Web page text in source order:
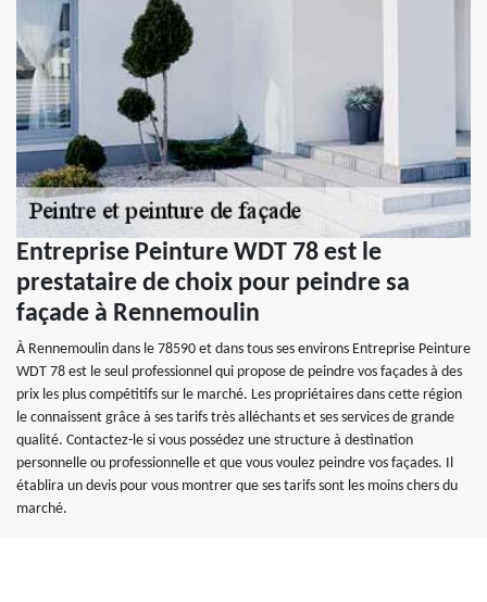
Entreprise Peinture WDT 78 est le
prestataire de choix pour peindre sa
façade à Rennemoulin
À Rennemoulin dans le 78590 et dans tous ses environs Entreprise Peinture
WDT 78 est le seul professionnel qui propose de peindre vos façades à des
prix les plus compétitifs sur le marché. Les propriétaires dans cette région
le connaissent grâce à ses tarifs très alléchants et ses services de grande
qualité. Contactez-le si vous possédez une structure à destination
personnelle ou professionnelle et que vous voulez peindre vos façades. Il
établira un devis pour vous montrer que ses tarifs sont les moins chers du
marché.